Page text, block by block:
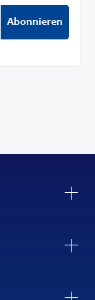
Abonnieren